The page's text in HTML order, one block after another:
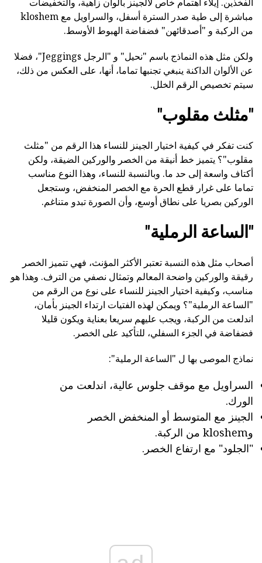
مباشرة إلى طية صدر السترة أسفل، والسراويل مع kloshem
من الركبة و "أصدقائهن" فضفاضة الهبوط الأوسط.
ولكن مثل هذه النماذج باسم "نحيل" و "الرجل Jeggings"، فضلا
عن الألوان الداكنة ينبغي تجنبها تماما، أنها، على العكس من ذلك،
سيتم تخصيص الرقم الخلل.
"مثلث مقلوب"
كنت تفكر في كيفية اختيار الجينز للنساء هذا الرقم من "مثلث
مقلوب"؟ يتميز خط أنيقة من الخصر والوركين الضيقة، ولكن
أكتاف واسعة إلى حد ما. وبالنسبة للنساء، وهذا النوع مناسب
تماما على غرار قطع الحرة مع الخصر المنخفض، وستجعل
الوركين بصريا على نطاق أوسع، وأن الصورة تبدو متناغم.
"الساعة الرملية"
أصحاب مثل هذه النسبة تعتبر الأكثر المؤنث، فهي تتميز الخصر
رقيقة والوركين واضحة المعالم وتمثال نصفي من الترف. وهذا هو
مناسب، وكيفية اختيار الجينز للنساء على نوع من الرقم من
"الساعة الرملية"؟ ويمكن لهذه الفتيات ارتداء الجينز بأمان،
اندلعت من الركبة، ويجب عليهم سريعا بعناية ويكون قليلا
فضفاضة في الجزء السفلي، للتأكيد على الخصر.
نماذج الموصى بها ل "الساعة الرملية":
السراويل مع موقف جلوس عالية، اندلعت من
الورك.
الجينز مع المتوسط أو المنخفض الخصر
وkloshem من الركبة.
"الجلود" مع ارتفاع الخصر.